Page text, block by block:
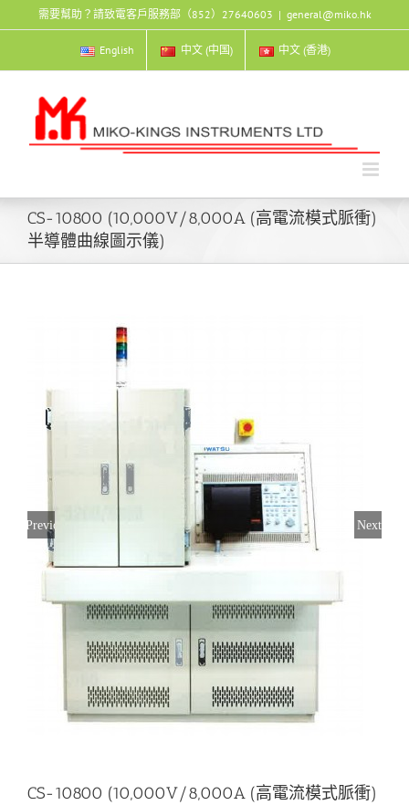
to
需要幫助？請致電客戶服務部（852）27640603 | general@miko.hk
English 中文 (中国) 中文 (香港)
CS-10800 (10,000V/8,000A (高電流模式脈衝)
半導體曲線圖示儀)
Previous Next
CS-10800 (10,000V/8,000A (高電流模式脈衝)